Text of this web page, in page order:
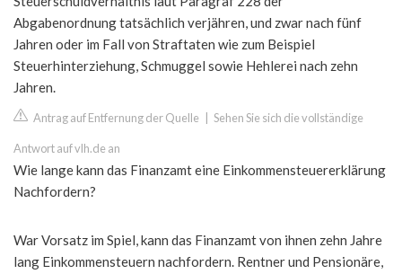
Abgabenordnung tatsächlich verjähren, und zwar nach fünf
Jahren oder im Fall von Straftaten wie zum Beispiel
Steuerhinterziehung, Schmuggel sowie Hehlerei nach zehn
Jahren.
Antrag auf Entfernung der Quelle Sehen Sie sich die vollständige
Antwort auf vlh.de an
Wie lange kann das Finanzamt eine Einkommensteuererklärung
Nachfordern?
War Vorsatz im Spiel, kann das Finanzamt von ihnen zehn Jahre
lang Einkommensteuern nachfordern. Rentner und Pensionäre,